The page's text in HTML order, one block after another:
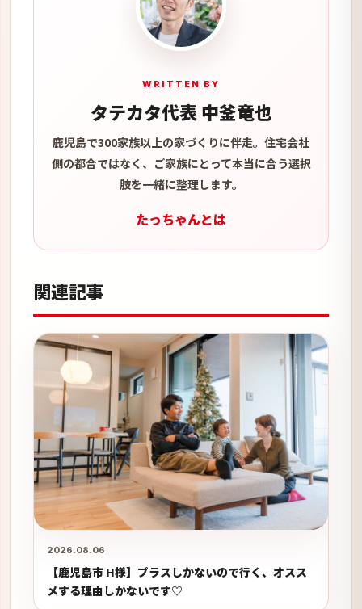
WRITTEN BY
タテカタ代表 中釜竜也
鹿児島で300家族以上の家づくりに伴走。住宅会社
側の都合ではなく、ご家族にとって本当に合う選択
肢を一緒に整理します。
たっちゃんとは
関連記事
2026.08.06
【鹿児島市 H様】プラスしかないので行く、オスス
メする理由しかないです♡